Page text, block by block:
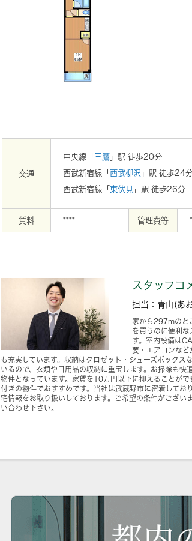
交通
中央線「 三鷹 」駅 徒歩20分
西武新宿線「 西武柳沢 」駅 徒歩24
西武新宿線「 東伏見 」駅 徒歩26分
賃料 **** 管理費等
スタッフコ
担当：青山(あ
家から297mのと
を買うのに便利な
す。室内設備は
要・エアコンなど
も充実しています。収納はクロゼット・シューズボックス
いるので、衣類や日用品の収納に重宝します。お掃除も快
物件となっています。家賃を10万円以下に抑えることがで
付きの物件でおすすめです。当社は武蔵野市に密着してお
宅情報をお取り扱いしております。ご希望の条件がござい
い合わせ下さい。